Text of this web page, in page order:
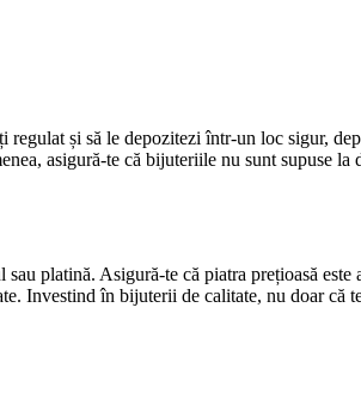
și să le depozitezi într-un loc sigur,
asigură-te că bijuteriile nu sunt supuse la
platină. Asigură-te că piatra prețioasă este
Investind în bijuterii de calitate, nu doar că